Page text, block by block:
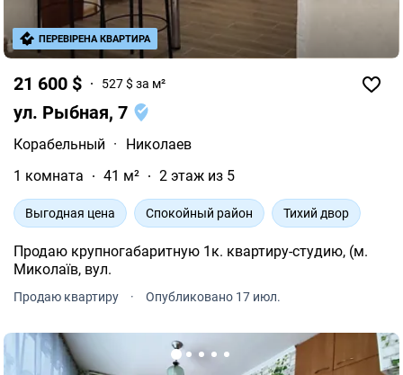
21 600 $ 527 $ за м²
ул. Рыбная, 7
Корабельный ·
Николаев
1 комната
41 м² 2 этаж из 5
Выгодная цена Спокойный район Тихий двор
Продаю крупногабаритную 1к. квартиру-студию, (м.
Миколаїв, вул.
Продаю квартиру · Опубликовано 17 июл.
ПЕРЕВІРЕНА КВАРТИРА